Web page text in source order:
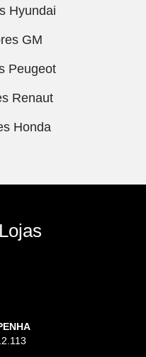
Hyundai
GM
Peugeot
Renaut
Honda